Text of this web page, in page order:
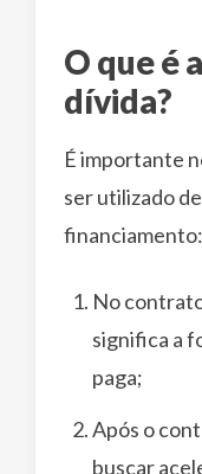
O que é
dívida?
É importante
ser utilizado
financiamento:
No
significa a
paga;
Após o
buscar